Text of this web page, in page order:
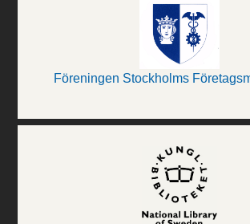
Föreningen Stockholms